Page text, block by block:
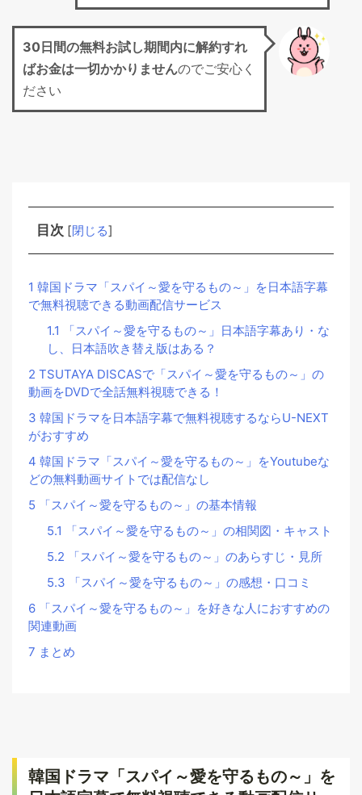
30日間の無料お試し期間内に解約すれ
ばお金は一切かかりませんのでご安心く
ださい
目次 [閉じる]
1 韓国ドラマ「スパイ～愛を守るもの～」を日本語字幕
で無料視聴できる動画配信サービス
1.1 「スパイ～愛を守るもの～」日本語字幕あり・な
し、日本語吹き替え版はある？
2 TSUTAYA DISCASで「スパイ～愛を守るもの～」の
動画をDVDで全話無料視聴できる！
3 韓国ドラマを日本語字幕で無料視聴するならU-NEXT
がおすすめ
4 韓国ドラマ「スパイ～愛を守るもの～」をYoutubeな
どの無料動画サイトでは配信なし
5 「スパイ～愛を守るもの～」の基本情報
5.1 「スパイ～愛を守るもの～」の相関図・キャスト
5.2 「スパイ～愛を守るもの～」のあらすじ・見所
5.3 「スパイ～愛を守るもの～」の感想・口コミ
6 「スパイ～愛を守るもの～」を好きな人におすすめの
関連動画
7 まとめ
韓国ドラマ「スパイ～愛を守るもの～」を